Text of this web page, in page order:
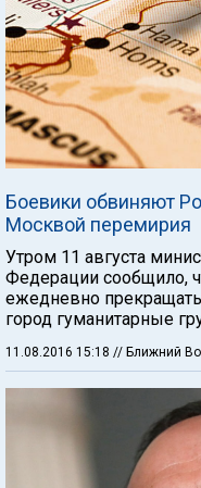
Боевики обвиняют
Москвой перемирия
Утром 11 августа
Федерации сообщило,
ежедневно
город гуманитарные
11.08.2016 15:18 // Ближний